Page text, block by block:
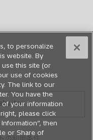
く
く
to personalize
website. By
this site (or
use of cookies
The link to our
You have the
your information
please click
then
or Share of